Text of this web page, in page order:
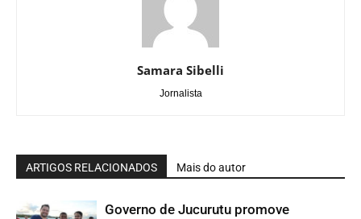
Samara Sibelli
Jornalista
ARTIGOS RELACIONADOS Mais do autor
Governo de Jucurutu promove